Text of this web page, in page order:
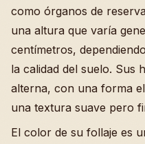
como órganos de
una altura que varía
centímetros,
la calidad del suelo. Sus
alterna, con una forma
una textura suave pero
El color de su follaje es